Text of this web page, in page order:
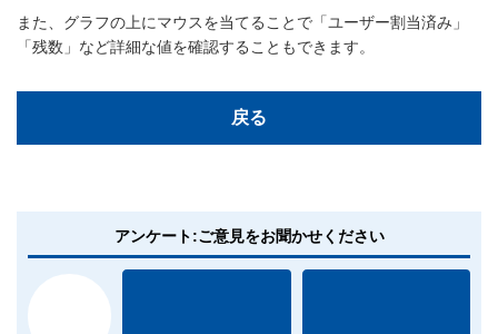
また、グラフの上にマウスを当てることで「ユーザー割当済み」
「残数」など詳細な値を確認することもできます。
戻る
アンケート:ご意見をお聞かせください